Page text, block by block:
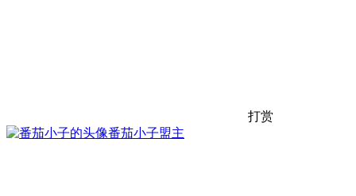
打赏
番茄小子盟主